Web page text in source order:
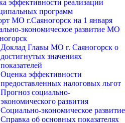
эффективности реализации
программ
МО г.Саяногорск на 1 января
экономическое развитие МО
Доклад Главы МО г. Саяногорск о
достигнутых значениях
показателей
Оценка эффективности
предоставленных налоговых льгот
Прогноз социально-
экономического развития
Социально-экономическое развитие
Справка об основных показателях